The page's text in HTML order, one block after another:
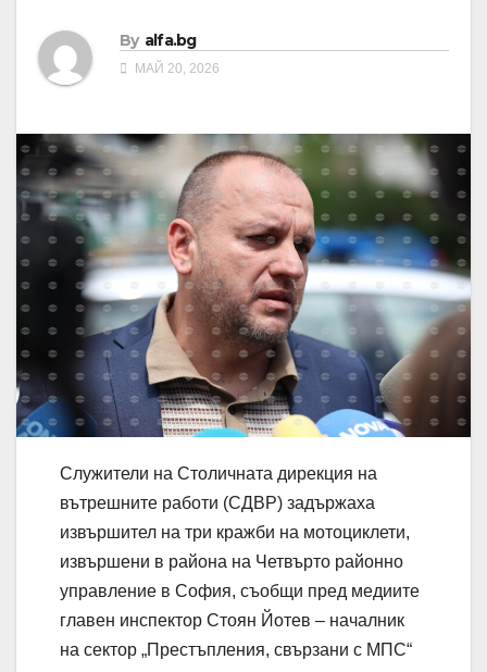
By alfa.bg
МАЙ 20, 2026
Служители на Столичната дирекция на
вътрешните работи (СДВР) задържаха
извършител на три кражби на мотоциклети,
извършени в района на Четвърто районно
управление в София, съобщи пред медиите
главен инспектор Стоян Йотев – началник
на сектор „Престъпления, свързани с МПС“